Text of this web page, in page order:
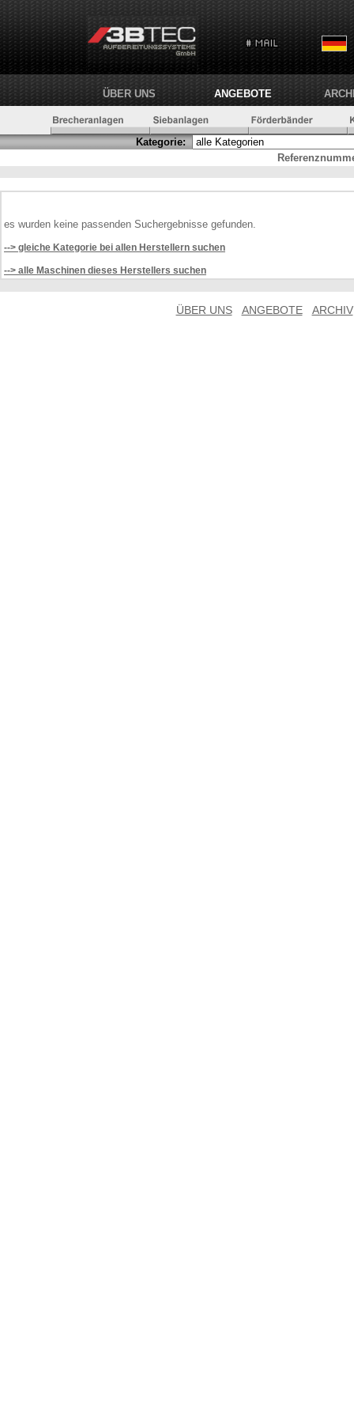
ÜBER UNS ANGEBOTE
Kategorie:
es wurden keine passenden Suchergebnisse gefunden.
--> gleiche Kategorie bei allen Herstellern suchen
--> alle Maschinen dieses Herstellers suchen
ÜBER UNS ANGEBOTE ARCHIV